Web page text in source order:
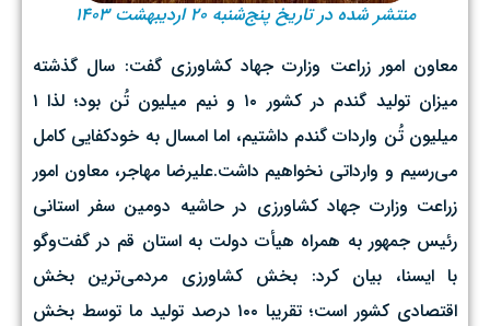
منتشر شده در تاریخ پنج‌شنبه ۲۰ اردیبهشت ۱۴۰۳
معاون امور زراعت وزارت جهاد کشاورزی گفت: سال گذشته
میزان تولید گندم در کشور ۱۰ و نیم میلیون تُن بود؛ لذا ۱
میلیون تُن واردات گندم داشتیم، اما امسال به خودکفایی کامل
می‌رسیم و وارداتی نخواهیم داشت.علیرضا مهاجر، معاون امور
زراعت وزارت جهاد کشاورزی در حاشیه دومین سفر استانی
رئیس جمهور به همراه هیأت دولت به استان قم در گفت‌وگو
با ایسنا، بیان کرد: بخش کشاورزی مردمی‌ترین بخش
اقتصادی کشور است؛ تقریبا ۱۰۰ درصد تولید ما توسط بخش